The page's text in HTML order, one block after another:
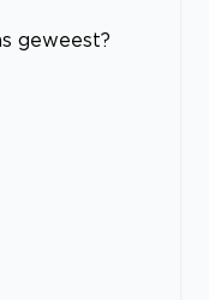
geweest?